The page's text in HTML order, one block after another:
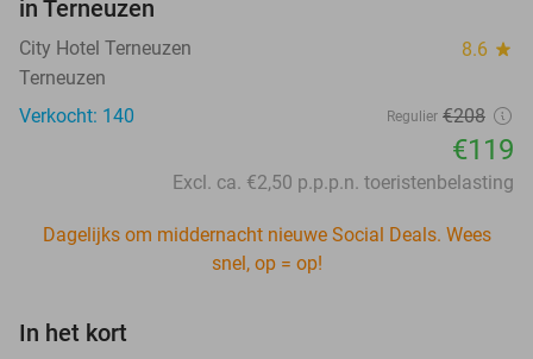
in Terneuzen
City Hotel Terneuzen 8.6 star
Terneuzen
Verkocht: 140
Regulier €208
€119
Excl. ca. €2,50 p.p.p.n. toeristenbelasting
Dagelijks om middernacht nieuwe Social Deals. Wees
snel, op = op!
In het kort